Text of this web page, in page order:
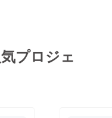
名まで
入場可
プロジェ